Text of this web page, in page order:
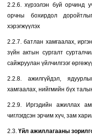
2.2.6. хүрээлэн буй орчинд
орчны бохирдол
хэрэгжүүлэх
2.2.7. батлан хамгаалах,
зүйн актын сургалт
сайжруулан үйлчилгээг
2.2.8. ажилгүйдэл,
хамгаалах, нийгмийн бүх
2.2.9. Иргэдийн ажиллах
чиглэгдсэн эрчим хүч, зам
2.3. Үйл ажиллагааны